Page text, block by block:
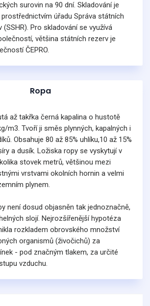
surovin na 90 dní. Skladování je
úřadu Správa státních
Pro skladování se využívá
většina státních rezerv je
ČEPRO.
Ropa
až takřka černá kapalina o hustotě
m3. Tvoří ji směs plynných, kapalných i
Obsahuje 80 až 85% uhlíku,10 až 15%
a dusík. Ložiska ropy se vyskytují v
stovek metrů, většinou mezi
vrstvami okolních hornin a velmi
plynem.
není dosud objasněn tak jednoznačně,
slojí. Nejrozšířenější hypotéza
rozkladem obrovského množství
organismů (živočichů) za
- pod značným tlakem, za určité
vzduchu.